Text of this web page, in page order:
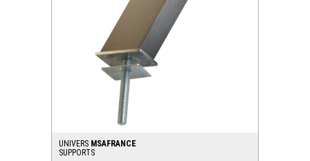
UNIVERS MSAFRANCE
SUPPORTS